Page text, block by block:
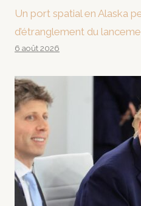
Un port spatial en Alaska
d’étranglement du
6 août 2026